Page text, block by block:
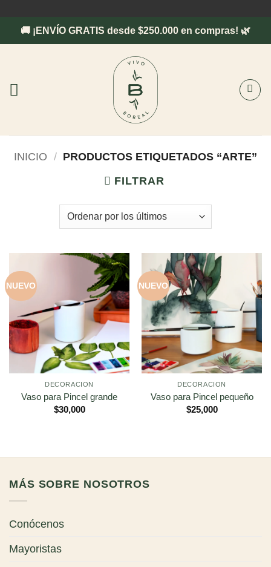
contenido
🚚 ¡ENVÍO GRATIS desde $250.000 en compras! 🌿
INICIO / PRODUCTOS ETIQUETADOS “ARTE”
FILTRAR
NUEVO
DECORACION
Vaso para Pincel grande
$30,000
NUEVO
DECORACION
Vaso para Pincel pequeño
$25,000
MÁS SOBRE NOSOTROS
Conócenos
Mayoristas